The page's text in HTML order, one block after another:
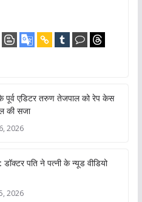
पूर्व एडिटर तरुण तेजपाल को रेप केस
की सजा
2026
डॉक्टर पति ने पत्नी के न्यूड वीडियो
2026